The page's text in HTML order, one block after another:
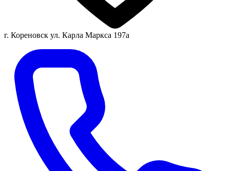
г. Кореновск ул. Карла Маркса 197а